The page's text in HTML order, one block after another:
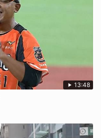
13:48